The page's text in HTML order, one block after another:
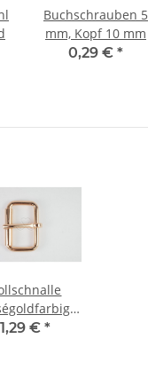
Buchschrauben 5
mm, Kopf 10 mm
0,29 € *
40mm
1,29 €*